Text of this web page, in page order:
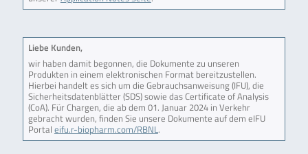
Liebe Kunden,
wir haben damit begonnen, die Dokumente zu unseren
Produkten in einem elektronischen Format bereitzustellen.
Hierbei handelt es sich um die Gebrauchsanweisung (IFU), die
Sicherheitsdatenblätter (SDS) sowie das Certificate of Analysis
(CoA). Für Chargen, die ab dem 01. Januar 2024 in Verkehr
gebracht wurden, finden Sie unsere Dokumente auf dem eIFU
Portal eifu.r-biopharm.com/RBNL.